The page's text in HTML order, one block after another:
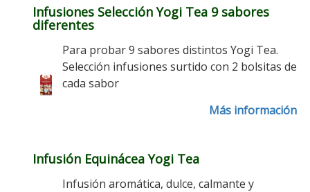
Infusiones Selección Yogi Tea 9 sabores
diferentes
Para probar 9 sabores distintos Yogi Tea.
Selección infusiones surtido con 2 bolsitas de
cada sabor
Más información
Infusión Equinácea Yogi Tea
Infusión aromática, dulce, calmante y